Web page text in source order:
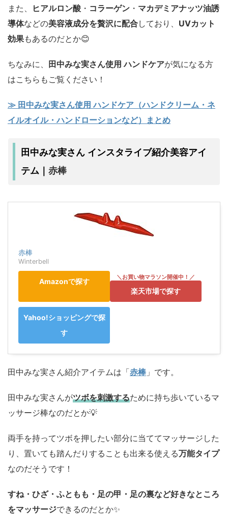
また、 ヒアルロン酸 ・ コラーゲン ・ マカデミアナッツ油誘
導体などの美容液成分を贅沢に配合しており、 UVカット
効果もあるのだとか😊
ちなみに、 田中みな実さん使用 ハンドケアが気になる方
はこちらもご覧ください！
≫ 田中みな実さん使用 ハンドケア（ハンドクリーム・ネ
イルオイル・ハンドローションなど）まとめ
田中みな実さん インスタライブ紹介美容アイ
テム｜赤棒
赤棒
Winterbell
Amazonで探す
楽天市場で探す
Yahoo!ショッピングで探
す
田中みな実さん紹介アイテムは「赤棒 」です。
田中みな実さんがツボを刺激するために持ち歩いているマ
ッサージ棒なのだとか💡
両手を持ってツボを押したい部分に当ててマッサージした
り、置いても踏んだりすることも出来る使える万能タイプ
なのだそうです！
すね・ひざ・ふともも・足の甲・足の裏など好きなところ
をマッサージできるのだとか✨️